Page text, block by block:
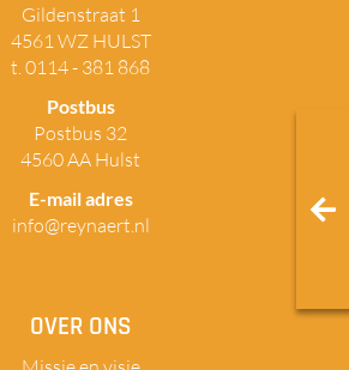
Gildenstraat 1
4561 WZ HULST
t. 0114 - 381 868
Postbus
Postbus 32
4560 AA Hulst
E-mail adres
info@reynaert.nl
OVER ONS